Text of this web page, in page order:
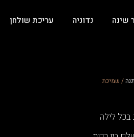
שינה נדוניה עריכת שולחן
/ שמיכת
בכל לילה